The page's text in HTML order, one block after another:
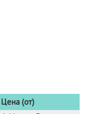
Цена (от)